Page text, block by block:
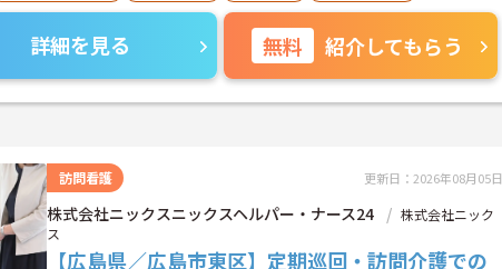
詳細を見る 無料 紹介してもらう
訪問看護 更新日：2026年08月05日
株式会社ニックスニックスヘルパー・ナース24
株式会社ニック
ス
【広島県／広島市東区】定期巡回・訪問介護での